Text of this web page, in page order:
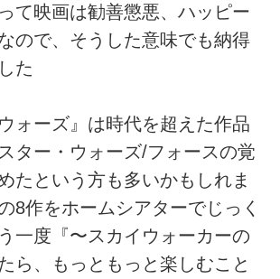
て映画は勧善懲悪、ハッピー
ので、そうした意味でも納得
た
ォーズ』は時代を超えた作品
ター・ウォーズ/フォースの覚
たという方も多いかもしれま
8作をホームシアターでじっく
一度『〜スカイウォーカーの
ら、もっともっと楽しむこと